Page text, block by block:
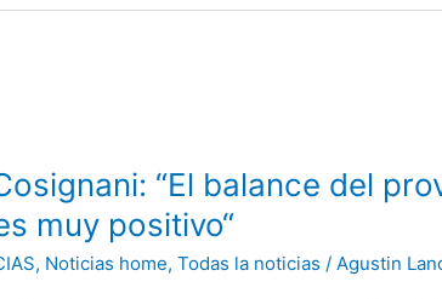
“El balance del
muy positivo“
, Noticias home,Todas la noticias /Agustin